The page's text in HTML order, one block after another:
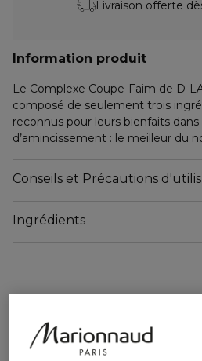
Livraison offerte
Information produit
Le Complexe Coupe-Faim de D-
composé de seulement trois
reconnus pour leurs bienfaits
d’amincissement : le meilleur du
1 - PARTICIPE À LA GESTION DU
reconnu pour réduire l’absorption
un bon transit intestinal et
Le konjac, plante particulièrement
permet aussi d’éviter les
Conseils et Précautions
Ingrédients